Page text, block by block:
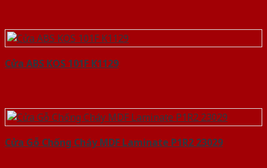
Cửa ABS KOS 101F K1129
Cửa Gỗ Chống Cháy MDF Laminate P1R2 23029